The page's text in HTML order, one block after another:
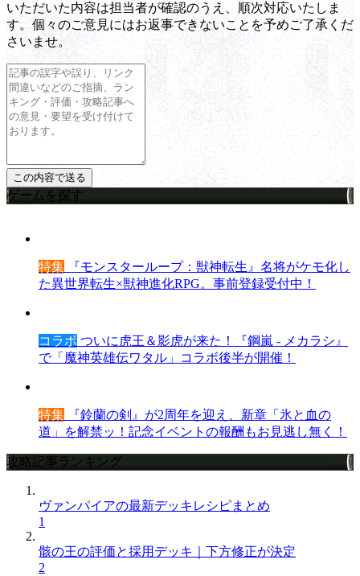
いただいた内容は担当者が確認のうえ、順次対応いたしま
す。個々のご意見にはお返事できないことを予めご了承くだ
さいませ。
ゲームを探す
特集 『モンスターループ：獣神転生』名将がケモ化し
た異世界転生×獣神進化RPG。事前登録受付中！
コラボ ついに虎王＆影虎が来た！『鋼嵐 - メカラシ』
で「魔神英雄伝ワタル」コラボ後半が開催！
特集 『鈴蘭の剣』が2周年を迎え、新章「氷と血の
道」を解禁ッ！記念イベントの報酬もお見逃し無く！
攻略記事ランキング
ヴァンパイアの最新デッキレシピまとめ
1
骸の王の評価と採用デッキ｜下方修正が決定
2